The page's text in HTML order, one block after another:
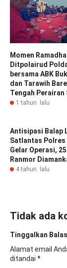
Momen
Ditpolairud
bersama ABK
dan Tarawih
Tengah Perairan
1 tahun lalu
Antisipasi Balap
Satlantas Polres
Gelar Operasi,
Ranmor
4 tahun lalu
Tidak ada
Tinggalkan
Alamat email
ditandai *